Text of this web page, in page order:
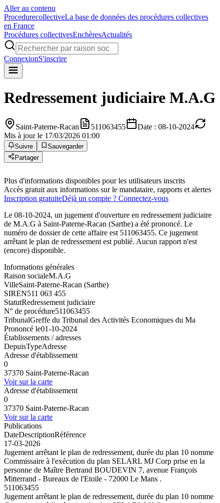
Aller au contenu
ProcedurecollectiveLa base de données des procédures collectives
en France
Procédures collectivesEnchèresActualités
ConnexionS'inscrire
Redressement judiciaire M.A.G
Saint-Paterne-Racan 511063455
Date : 08-10-2024
Mis à jour le 17/03/2026 01:00
Suivre
Sauvegarder
Partager
Plus d'informations disponibles pour les utilisateurs inscrits
Accès gratuit aux informations sur le mandataire, rapports et alertes
Inscription gratuiteDéjà un compte ? Connectez-vous
Le 08-10-2024, un jugement d'ouverture en redressement judiciaire
de M.A.G à Saint-Paterne-Racan (Sarthe) a été prononcé. Le
numéro de dossier de cette affaire est 511063455. Ce jugement
arrêtant le plan de redressement est publié. Aucun rapport n'est
(encore) disponible.
Informations générales
Raison socialeM.A.G
VilleSaint-Paterne-Racan (Sarthe)
SIREN511 063 455
StatutRedressement judiciaire
N° de procédure511063455
TribunalGreffe du Tribunal des Activités Economiques du Ma
Prononcé le01-10-2024
Établissements / adresses
DepuisTypeAdresse
Adresse d'établissement
0
37370 Saint-Paterne-Racan
Voir sur la carte
Adresse d'établissement
0
37370 Saint-Paterne-Racan
Voir sur la carte
Publications
DateDescriptionRéférence
17-03-2026
Jugement arrêtant le plan de redressement, durée du plan 10 nomme
Commissaire à l'exécution du plan SELARL MJ Corp prise en la
personne de Maître Bertrand BOUDEVIN 7, avenue François
Mitterrand - Bureaux de l'Etoile - 72000 Le Mans .
511063455
Jugement arrêtant le plan de redressement, durée du plan 10 nomme